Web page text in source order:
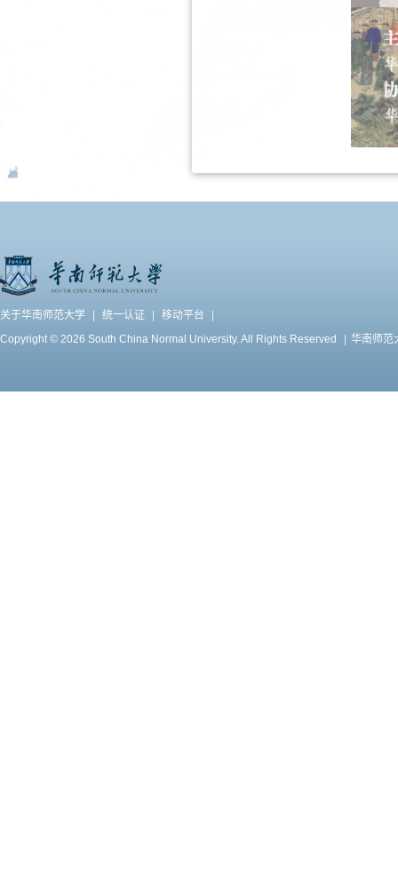
关于华南师范大学 | 统一认证 | 移动平台
|
Copyright © 2026 South China Normal University. All Rights Reserved
| 华南师范